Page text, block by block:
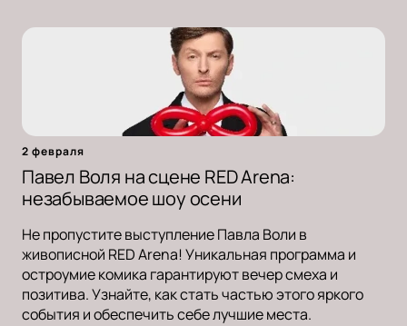
2 февраля
Павел Воля на сцене RED Arena:
незабываемое шоу осени
Не пропустите выступление Павла Воли в
живописной RED Arena! Уникальная программа и
остроумие комика гарантируют вечер смеха и
позитива. Узнайте, как стать частью этого яркого
события и обеспечить себе лучшие места.